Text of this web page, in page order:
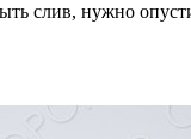
слив, нужно